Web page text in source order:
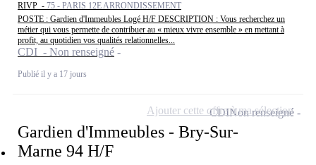
RIVP - 75 - PARIS 12E ARRONDISSEMENT
POSTE : Gardien d'Immeubles Logé H/F DESCRIPTION : Vous recherchez un
métier qui vous permette de contribuer au « mieux vivre ensemble » en mettant à
profit, au quotidien vos qualités relationnelles...
CDI - Non renseigné
Publié il y a 17 jours
Gardien d'Immeubles - Bry-Sur-
Marne 94 H/F
CDINon renseigné
Ajouter cette offre à ma sélection